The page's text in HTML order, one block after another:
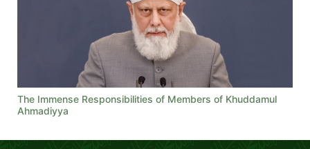
The Immense Responsibilities of Members of Khuddamul
Ahmadiyya